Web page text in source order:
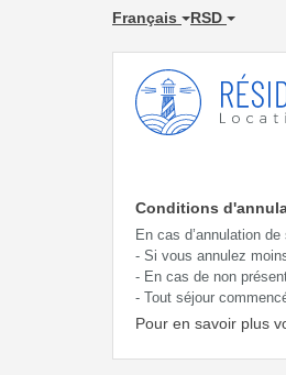
Français RSD
Conditions
En cas d’annulation
- Si vous annulez
- En cas de non
- Tout séjour
Pour en savoir plus